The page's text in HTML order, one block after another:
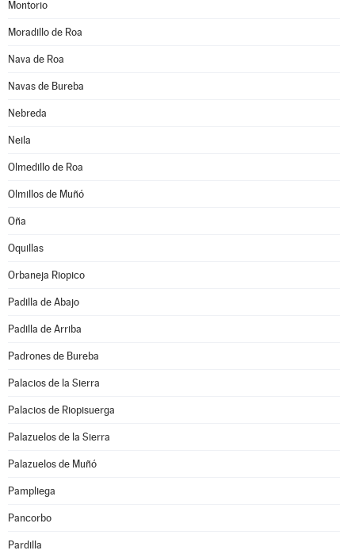
Montorio
Moradillo de Roa
Nava de Roa
Navas de Bureba
Nebreda
Neila
Olmedillo de Roa
Olmillos de Muñó
Oña
Oquillas
Orbaneja Riopico
Padilla de Abajo
Padilla de Arriba
Padrones de Bureba
Palacios de la Sierra
Palacios de Riopisuerga
Palazuelos de la Sierra
Palazuelos de Muñó
Pampliega
Pancorbo
Pardilla